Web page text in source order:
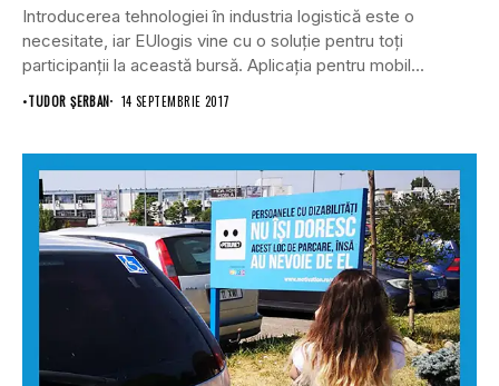
Introducerea tehnologiei în industria logistică este o
necesitate, iar EUlogis vine cu o soluție pentru toți
participanții la această bursă. Aplicația pentru mobil...
•TUDOR ȘERBAN 14 SEPTEMBRIE 2017